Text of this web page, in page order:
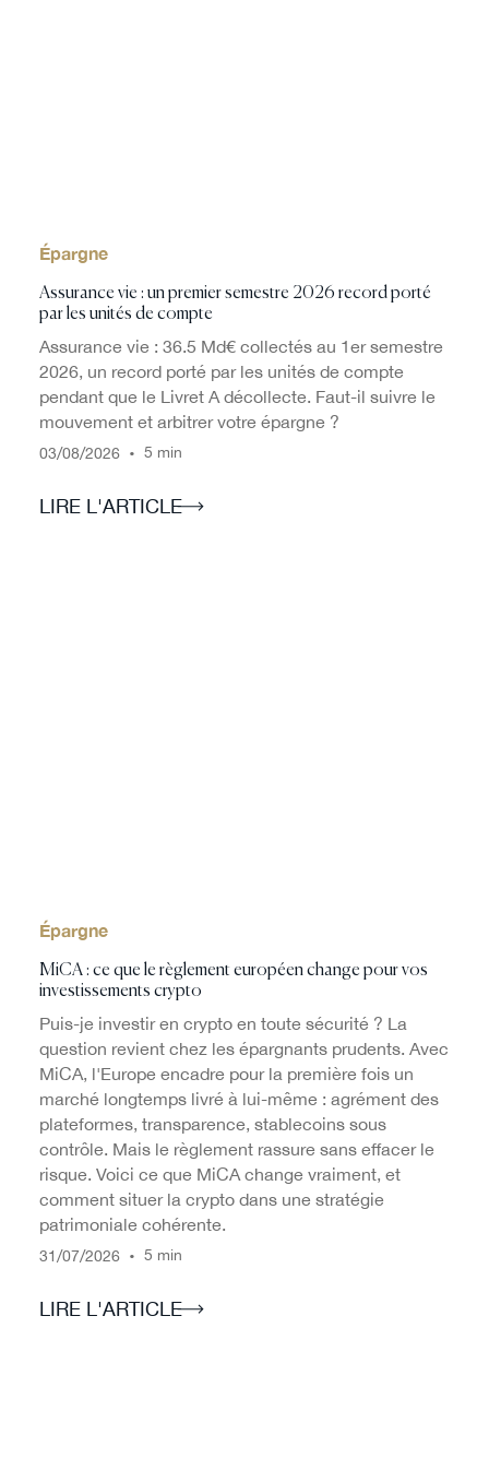
Épargne
Assurance vie : un premier semestre 2026 record porté
par les unités de compte
Assurance vie : 36.5 Md€ collectés au 1er semestre
2026, un record porté par les unités de compte
pendant que le Livret A décollecte. Faut-il suivre le
mouvement et arbitrer votre épargne ?
03/08/2026 • 5 min
LIRE L'ARTICLE
Épargne
MiCA : ce que le règlement européen change pour vos
investissements crypto
Puis-je investir en crypto en toute sécurité ? La
question revient chez les épargnants prudents. Avec
MiCA, l'Europe encadre pour la première fois un
marché longtemps livré à lui-même : agrément des
plateformes, transparence, stablecoins sous
contrôle. Mais le règlement rassure sans effacer le
risque. Voici ce que MiCA change vraiment, et
comment situer la crypto dans une stratégie
patrimoniale cohérente.
31/07/2026 • 5 min
LIRE L'ARTICLE